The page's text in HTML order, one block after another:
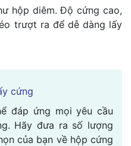
hộp diêm. Độ cứng cao,
trượt ra để dễ dàng lấy
cứng
đáp ứng mọi yêu cầu
Hãy đưa ra số lượng
của bạn về hộp cứng